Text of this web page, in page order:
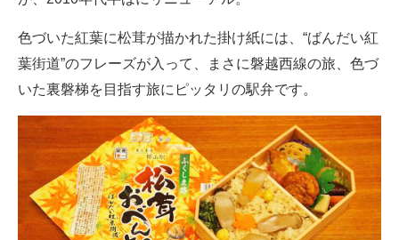
色づいた紅葉に松茸が描かれた掛け紙には、“ばんだい紅
葉街道”のフレーズが入って、まさに磐越西線の旅、色づ
いた裏磐梯を目指す旅にピッタリの駅弁です。